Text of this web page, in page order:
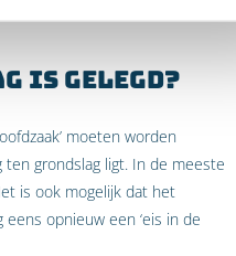
is gelegd?
moeten worden
grondslag ligt. In de meeste
is ook mogelijk dat het
opnieuw een ‘eis in de